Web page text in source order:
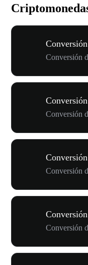
Conversión
Conversión
Conversión
Conversión